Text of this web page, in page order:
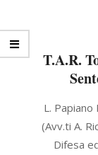
T.A.R.
12-
16
L. Papiano
(Avv.ti A.
Difesa